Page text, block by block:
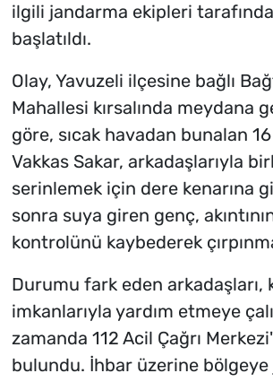
ilgili jandarma ekipleri
başlatıldı.
Olay, Yavuzeli ilçesine bağlı
Mahallesi kırsalında meydana
göre, sıcak havadan bunalan
Vakkas Sakar, arkadaşlarıyla
serinlemek için dere kenarına
sonra suya giren genç,
kontrolünü kaybederek
Durumu fark eden arkadaşları,
imkanlarıyla yardım etmeye
zamanda 112 Acil Çağrı
bulundu. İhbar üzerine